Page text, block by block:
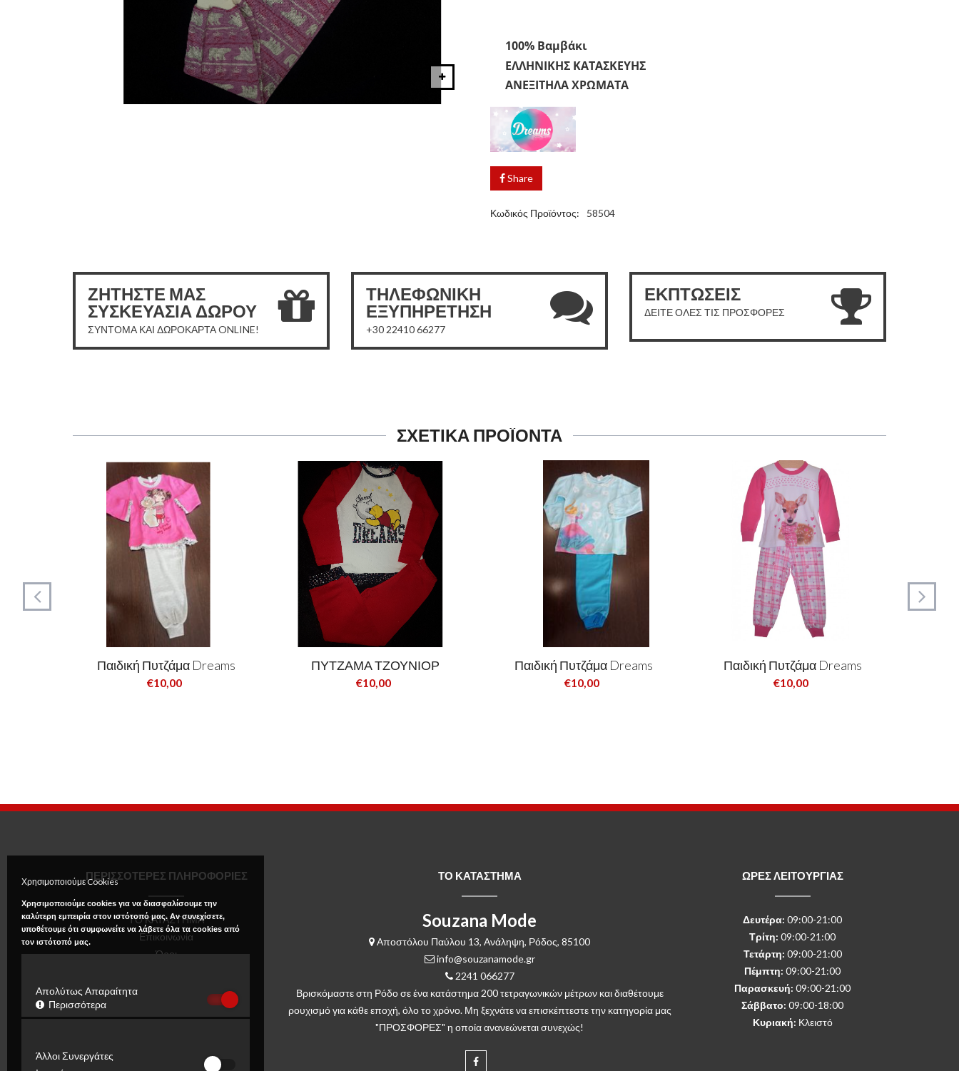
100% Βαμβάκι
ΕΛΛΗΝΙΚΗΣ ΚΑΤΑΣΚΕΥΗΣ
ΑΝΕΞΙΤΗΛΑ ΧΡΩΜΑΤΑ
Share
Κωδικός Προϊόντος: 58504
ΖΗΤΗΣΤΕ ΜΑΣ
ΣΥΣΚΕΥΑΣΙΑ ΔΩΡΟΥ
ΣΥΝΤΟΜΑ ΚΑΙ ΔΩΡΟΚΑΡΤΑ ONLINE!
ΤΗΛΕΦΩΝΙΚΗ
ΕΞΥΠΗΡΕΤΗΣΗ
+30 22410 66277
ΕΚΠΤΩΣΕΙΣ
ΔΕΙΤΕ ΟΛΕΣ ΤΙΣ ΠΡΟΣΦΟΡΕΣ
ΣΧΕΤΙΚΑ ΠΡΟΪΟΝΤΑ
Παιδική Πυτζάμα Dreams
€10,00
ΠΥΤΖΑΜΑ ΤΖΟΥΝΙΟΡ
€10,00
Παιδική Πυτζάμα Dreams
€10,00
Παιδική Πυτζάμα Dreams
€10,00
ΠΕΡΙΣΣΟΤΕΡΕΣ ΠΛΗΡΟΦΟΡΙΕΣ
ΤΟ ΚΑΤΑΣΤΗΜΑ
Επικοινωνία
Όροι
ΤΟ ΚΑΤΑΣΤΗΜΑ
Souzana Mode
Αποστόλου Παύλου 13, Ανάληψη, Ρόδος, 85100
info@souzanamode.gr
2241 066277
Βρισκόμαστε στη Ρόδο σε ένα κατάστημα 200 τετραγωνικών μέτρων και διαθέτουμε
ρουχισμό για κάθε εποχή, όλο το χρόνο. Μη ξεχνάτε να επισκέπτεστε την κατηγορία μας
"ΠΡΟΣΦΟΡΕΣ" η οποία ανανεώνεται συνεχώς!
ΩΡΕΣ ΛΕΙΤΟΥΡΓΙΑΣ
Δευτέρα: 09:00-21:00
Τρίτη: 09:00-21:00
Τετάρτη: 09:00-21:00
Πέμπτη: 09:00-21:00
Παρασκευή: 09:00-21:00
Σάββατο: 09:00-18:00
Κυριακή: Κλειστό
Χρησιμοποιούμε Cookies
Χρησιμοποιούμε cookies για να διασφαλίσουμε την
καλύτερη εμπειρία στον ιστότοπό μας. Αν συνεχίσετε,
υποθέτουμε ότι συμφωνείτε να λάβετε όλα τα cookies από
τον ιστότοπό μας.
Απολύτως Απαραίτητα
Περισσότερα
Άλλοι Συνεργάτες